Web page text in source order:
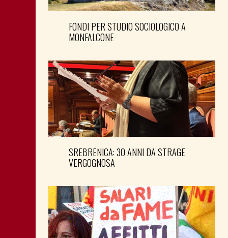
FONDI PER STUDIO SOCIOLOGICO A
MONFALCONE
SREBRENICA: 30 ANNI DA STRAGE
VERGOGNOSA